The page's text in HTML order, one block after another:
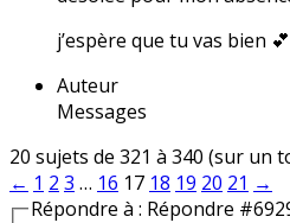
j’espère que tu vas bien 💕
Auteur
Messages
20 sujets de 321 à 340 (sur un
← 1 2 3 … 16 17 18 19 20 21 →
Répondre à : Répondre